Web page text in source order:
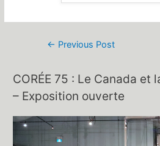
Post← Previous Post
CORÉE 75 : Le Canada et
– Exposition ouverte